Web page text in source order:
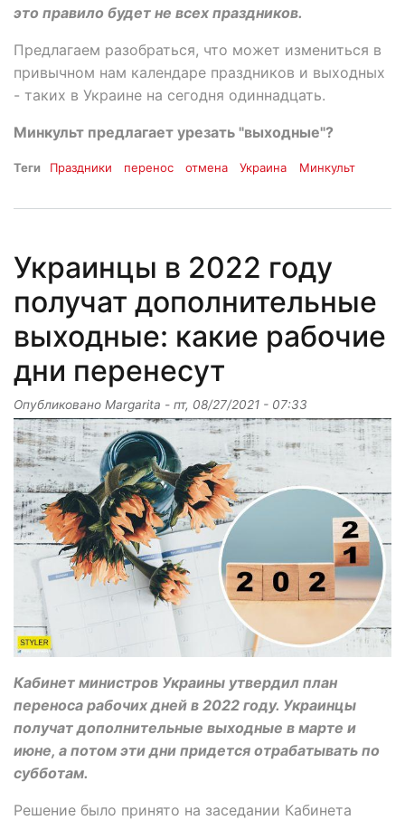
это правило будет не всех праздников.
Предлагаем разобраться, что может измениться в
привычном нам календаре праздников и выходных
- таких в Украине на сегодня одиннадцать.
Минкульт предлагает урезать "выходные"?
Теги Праздники перенос отмена Украина Минкульт
Украинцы в 2022 году
получат дополнительные
выходные: какие рабочие
дни перенесут
Опубликовано Margarita - пт, 08/27/2021 - 07:33
Кабинет министров Украины утвердил план
переноса рабочих дней в 2022 году. Украинцы
получат дополнительные выходные в марте и
июне, а потом эти дни придется отрабатывать по
субботам.
Решение было принято на заседании Кабинета